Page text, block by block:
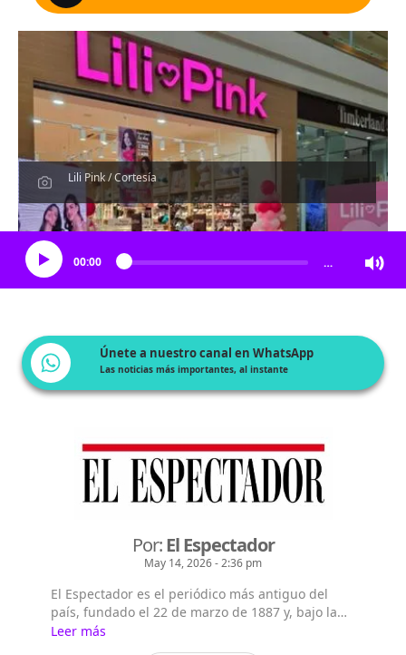
Lili Pink / Cortesía
Escucha el artículo
00:00 …
Únete a nuestro canal en WhatsApp
Las noticias más importantes, al instante
Por:El Espectador
May 14, 2026 - 2:36 pm
El Espectador es el periódico más antiguo del
país, fundado el 22 de marzo de 1887 y, bajo la
dirección de Fidel Cano, es considerado uno de
los periódicos más serios y profesionales por su
Leer más